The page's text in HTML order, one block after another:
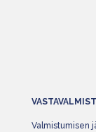
Valmistumisen